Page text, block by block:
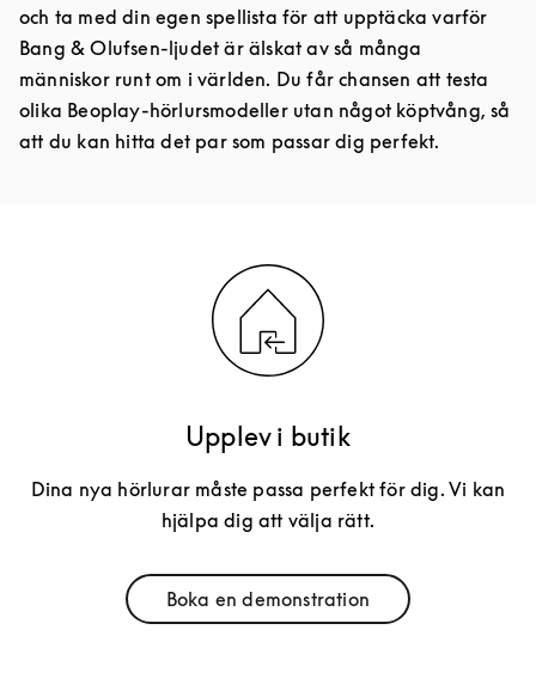
och ta med din egen spellista för att upptäcka varför
Bang & Olufsen-ljudet är älskat av så många
människor runt om i världen. Du får chansen att testa
olika Beoplay-hörlursmodeller utan något köptvång, så
att du kan hitta det par som passar dig perfekt.
Upplev i butik
Dina nya hörlurar måste passa perfekt för dig. Vi kan
hjälpa dig att välja rätt.
Boka en demonstration
Link Opens in New Tab